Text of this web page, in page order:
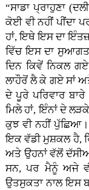
“ਸਾਡਾ ਪ੍ਰਾਹੁਣਾ
ਕੋਈ ਵੀ ਨਹੀਂ ਪੀਂਦਾ
ਹਾਂ, ਇਥੇ ਇਸ ਦਾ
ਵਿੱਚ ਇਸ ਦਾ ਸੁਆਗਤ
ਦਿਨ ਕਿਵੇਂ ਨਿਕਲ
ਲਾਹੌਰੋਂ ਲੈ ਕੇ ਗਏ ਸਾਂ
ਦੇ ਪੂਰੇ ਪਰਿਵਾਰ
ਮਿਲੇ ਹਾਂ, ਇੰਨਾਂ ਦੇ
ਕੁਝ ਵੀ ਨਹੀਂ
ਇਕ ਵੱਡੀ ਮੁਸ਼ਕਲ ਹੈ,
ਅਤੇ ਉਹਨਾਂ ਵੱਲੋਂ
ਸਨ, ਪਰ ਮੈਨੂੰ ਅਜੇ
ਉਤਸੁਕਤਾ ਨਾਲ ਇਸ